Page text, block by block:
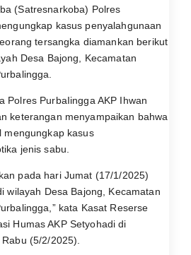
(Satresnarkoba) Polres
kasus penyalahgunaan
tersangka diamankan berikut
Desa Bajong, Kecamatan
Polres PurbaIingga AKP Ihwan
keterangan menyampaikan bahwa
mengungkap kasus
jenis sabu.
pada hari Jumat (17/1/2025)
wilayah Desa Bajong, Kecamatan
kata Kasat Reserse
Humas AKP Setyohadi di
(5/2/2025).